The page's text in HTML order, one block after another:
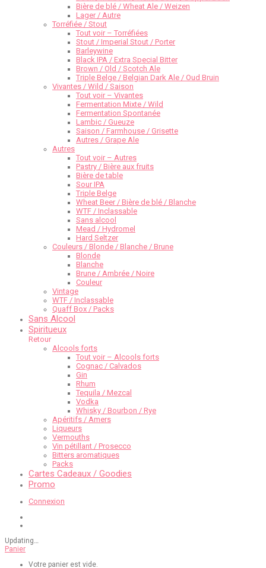
Bière de blé / Wheat Ale / Weizen
Lager / Autre
Torréfiée / Stout
Tout voir – Torréfiées
Stout / Imperial Stout / Porter
Barleywine
Black IPA / Extra Special Bitter
Brown / Old / Scotch Ale
Triple Belge / Belgian Dark Ale / Oud Bruin
Vivantes / Wild / Saison
Tout voir – Vivantes
Fermentation Mixte / Wild
Fermentation Spontanée
Lambic / Gueuze
Saison / Farmhouse / Grisette
Autres / Grape Ale
Autres
Tout voir – Autres
Pastry / Bière aux fruits
Bière de table
Sour IPA
Triple Belge
Wheat Beer / Bière de blé / Blanche
WTF / Inclassable
Sans alcool
Mead / Hydromel
Hard Seltzer
Couleurs / Blonde / Blanche / Brune
Blonde
Blanche
Brune / Ambrée / Noire
Couleur
Vintage
WTF / Inclassable
Quaff Box / Packs
Sans Alcool
Spiritueux
Retour
Alcools forts
Tout voir – Alcools forts
Cognac / Calvados
Gin
Rhum
Tequila / Mezcal
Vodka
Whisky / Bourbon / Rye
Apéritifs / Amers
Liqueurs
Vermouths
Vin pétillant / Prosecco
Bitters aromatiques
Packs
Cartes Cadeaux / Goodies
Promo
Connexion
Updating…
Panier
Votre panier est vide.